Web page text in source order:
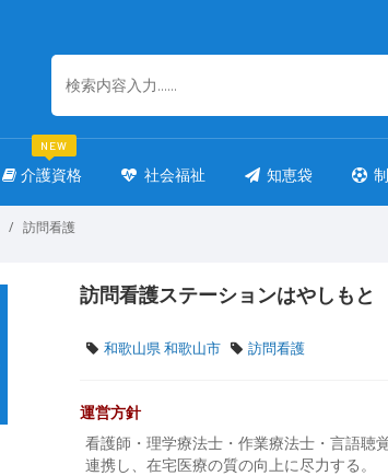
介護資格
NEW
社会福祉 知恵袋
訪問看護
訪問看護ステーションはやしもと
和歌山県 和歌山市 訪問看護
運営方針
看護師・理学療法士・作業療法士・言語聴
連携し、在宅医療の質の向上に尽力する。